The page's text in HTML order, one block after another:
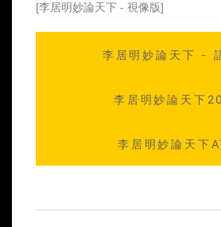
2014-10-15 第28集
[李居明妙論天下 - 視像版]
李居明妙論天下 -
李居明妙論天下
李居明妙論天下